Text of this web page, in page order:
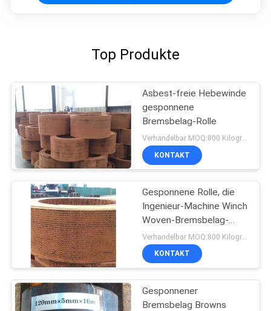
Top Produkte
Asbest-freie Hebewinde
gesponnene
Bremsbelag-Rolle
KONTAKT
Gesponnene Rolle, die
Ingenieur-Machine Winch
Woven-Bremsbelag-
materielles Bremsband
zeichnet
KONTAKT
Gesponnener
Bremsbelag Browns